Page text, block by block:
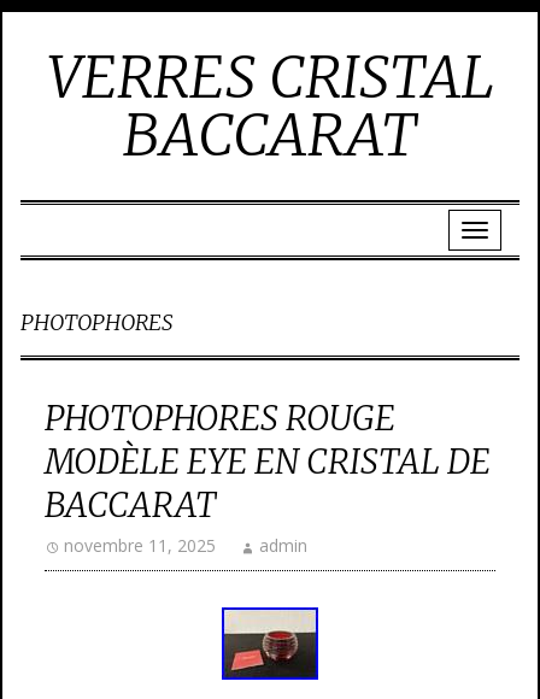
VERRES CRISTAL
BACCARAT
PHOTOPHORES
PHOTOPHORES ROUGE
MODÈLE EYE EN CRISTAL DE
BACCARAT
novembre 11, 2025 admin